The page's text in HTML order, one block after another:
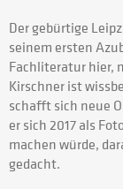
Der gebürtige
seinem ersten
Fachliteratur hier,
Kirschner ist
schafft sich neue
er sich 2017 als
machen würde,
gedacht.